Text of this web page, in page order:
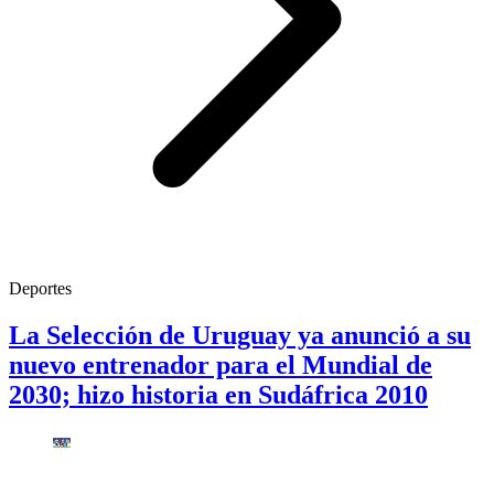
Deportes
La Selección de Uruguay ya anunció a su
nuevo entrenador para el Mundial de
2030; hizo historia en Sudáfrica 2010